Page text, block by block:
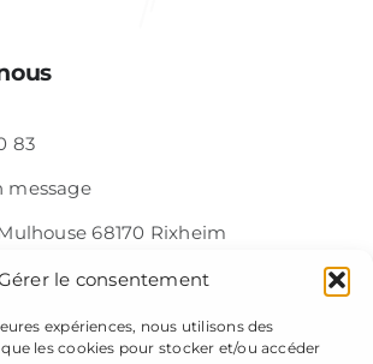
le consentement
expériences, nous utilisons des
les cookies pour stocker et/ou accéder
83
message
68170 Rixheim